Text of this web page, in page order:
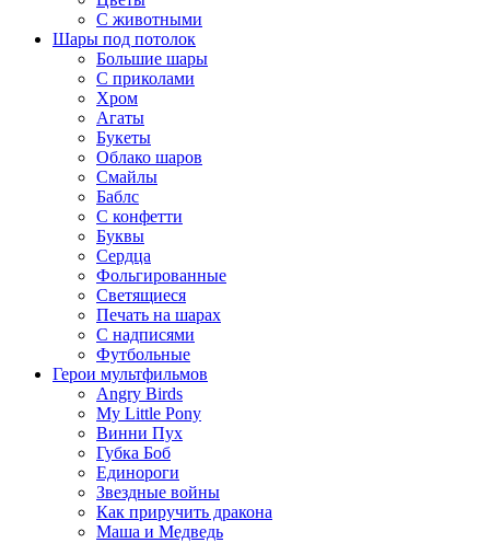
С животными
Шары под потолок
Большие шары
С приколами
Хром
Агаты
Букеты
Облако шаров
Смайлы
Баблс
С конфетти
Буквы
Сердца
Фольгированные
Светящиеся
Печать на шарах
С надписями
Футбольные
Герои мультфильмов
Angry Birds
My Little Pony
Винни Пух
Губка Боб
Единороги
Звездные войны
Как приручить дракона
Маша и Медведь